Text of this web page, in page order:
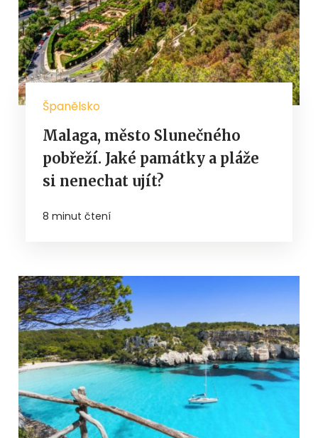
Španělsko
Malaga, město Slunečného
pobřeží. Jaké památky a pláže
si nenechat ujít?
8 minut čtení